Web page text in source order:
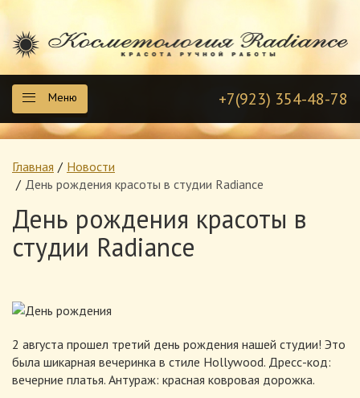
Меню +7(923) 354-48-78
Главная
Новости
День рождения красоты в студии Radiance
День рождения красоты в
студии Radiance
2 августа прошел третий день рождения нашей студии! Это
была шикарная вечеринка в стиле Hollywood. Дресс-код:
вечерние платья. Антураж: красная ковровая дорожка.